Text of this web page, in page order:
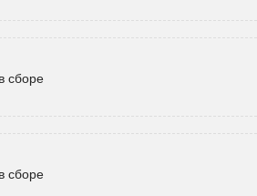
сборе
сборе